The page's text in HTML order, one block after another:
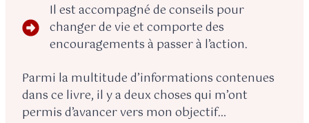
Il est accompagné de conseils pour
changer de vie et comporte des
encouragements à passer à l’action.
Parmi la multitude d’informations contenues
dans ce livre, il y a deux choses qui m’ont
permis d’avancer vers mon objectif…